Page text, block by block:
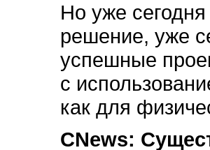
Но уже
решение, уже
успешные
с
как для
CNews: